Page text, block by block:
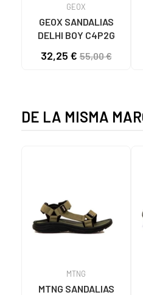
GEOX
GEOX SANDALIAS
DELHI BOY C4P2G
32,25 €55,00 €
DE LA MISMA
MTNG
MTNG SANDALIAS